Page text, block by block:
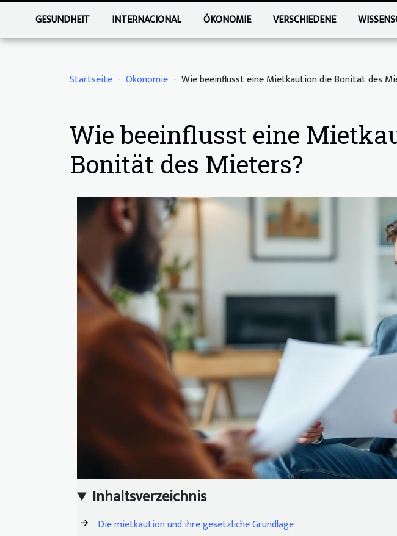
GESUNDHEIT INTERNACIONAL ÖKONOMIE VERSCHIEDENE
Startseite Ökonomie Wie beeinflusst eine Mietkaution die Bonität des
Wie beeinflusst eine
Bonität des Mieters?
Inhaltsverzeichnis
Die mietkaution und ihre gesetzliche Grundlage